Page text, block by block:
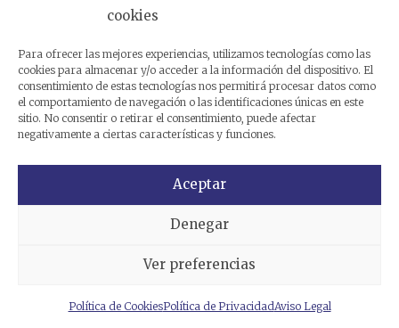
cookies
Para ofrecer las mejores experiencias, utilizamos tecnologías como las
cookies para almacenar y/o acceder a la información del dispositivo. El
consentimiento de estas tecnologías nos permitirá procesar datos como
el comportamiento de navegación o las identificaciones únicas en este
sitio. No consentir o retirar el consentimiento, puede afectar
negativamente a ciertas características y funciones.
Aceptar
Denegar
Ver preferencias
Política de CookiesPolítica de PrivacidadAviso Legal
Escriba si desea ampliar su consulta
He leído y acepto lapolítica